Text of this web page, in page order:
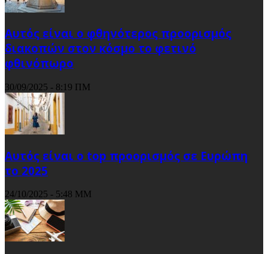
Αυτός είναι ο φθηνότερος προορισμός
διακοπών στον κόσμο το φετινό
φθινόπωρο
30/09/2025 - 8:19 ΠΜ
Αυτός είναι ο top προορισμός σε Ευρώπη
το 2025
24/10/2025 - 5:48 ΜΜ